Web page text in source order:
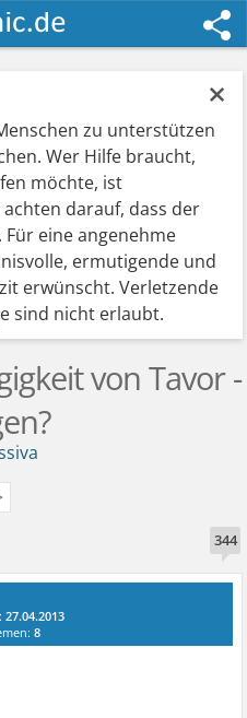
×
zu unterstützen
Wer Hilfe braucht,
möchte, ist
darauf, dass der
eine angenehme
ermutigende und
erwünscht. Verletzende
sind nicht erlaubt.
von Tavor -
344
27.04.2013
8